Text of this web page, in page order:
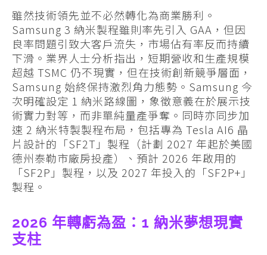
雖然技術領先並不必然轉化為商業勝利。
Samsung 3 納米製程雖則率先引入 GAA，但因
良率問題引致大客戶流失，市場佔有率反而持續
下滑。業界人士分析指出，短期營收和生產規模
超越 TSMC 仍不現實，但在技術創新競爭層面，
Samsung 始終保持激烈角力態勢。Samsung 今
次明確設定 1 納米路線圖，象徵意義在於展示技
術實力對等，而非單純量產爭奪。同時亦同步加
速 2 納米特製製程布局，包括專為 Tesla AI6 晶
片設計的「SF2T」製程（計劃 2027 年起於美國
德州泰勒市廠房投產）、預計 2026 年啟用的
「SF2P」製程，以及 2027 年投入的「SF2P+」
製程。
2026 年轉虧為盈：1 納米夢想現實
支柱